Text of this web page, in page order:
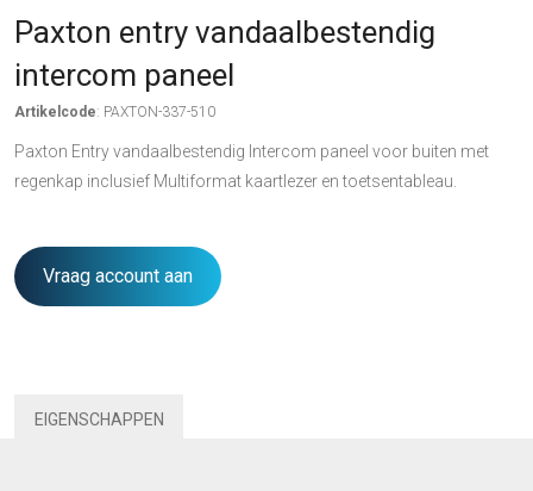
Paxton entry vandaalbestendig
intercom paneel
Artikelcode: PAXTON-337-510
Paxton Entry vandaalbestendig Intercom paneel voor buiten met
regenkap inclusief Multiformat kaartlezer en toetsentableau.
Vraag account aan
EIGENSCHAPPEN